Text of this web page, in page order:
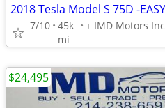
2018 Tesla Model S 75D -
7/10 45k
mi
$24,495